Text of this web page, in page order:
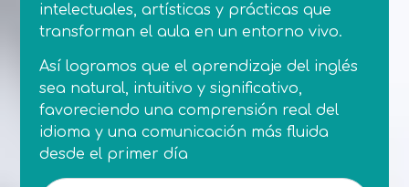
intelectuales, artísticas y prácticas que
transforman el aula en un entorno vivo.
Así logramos que el aprendizaje del inglés
sea natural, intuitivo y significativo,
favoreciendo una comprensión real del
idioma y una comunicación más fluida
desde el primer día